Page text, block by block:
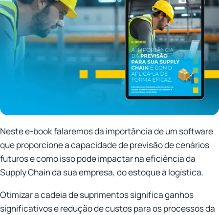
Neste e-book falaremos da importância de um software
que proporcione a capacidade de previsão de cenários
futuros e como isso pode impactar na eficiência da
Supply Chain da sua empresa, do estoque à logística.
Otimizar a cadeia de suprimentos significa ganhos
significativos e redução de custos para os processos da